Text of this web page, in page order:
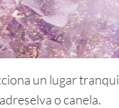
un lugar
o canela.